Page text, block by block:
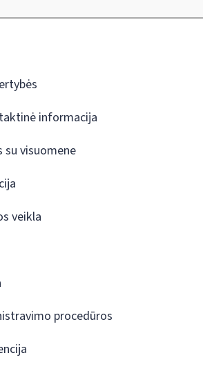
informacija
su visuomene
veikla
procedūros